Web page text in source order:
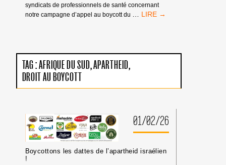
syndicats de professionnels de santé concernant
notre campagne d’appel au boycott du
DROIT
VEUX
TAG :AFRIQUE DU SUD APARTHEID
DROIT AU BOYCOTT
01/02/26
Boycottons les dattes de l’apartheid israélien
!